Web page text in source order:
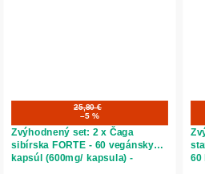
25,80 €
–5 %
Zvýhodnený set: 2 x Čaga
sibírska FORTE - 60 vegánskych
kapsúl (600mg/ kapsula) -
60